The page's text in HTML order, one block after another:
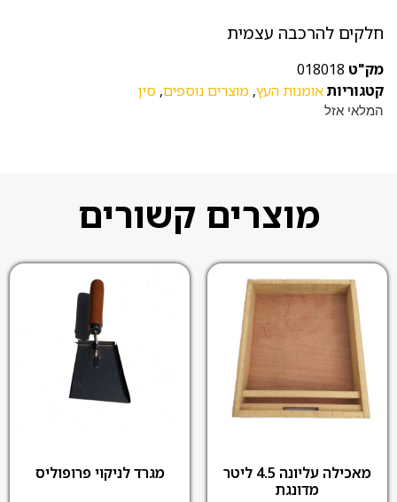
חלקים להרכבה עצמית
מק"ט 018018
קטגוריותאומנות העץ, מוצרים נוספים, סין
המלאי אזל
מוצרים קשורים
מאכילה עליונה 4.5 ליטר
מדונגת
מגרד לניקוי פרופוליס